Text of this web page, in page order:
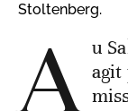
Stoltenberg.
A u
agit